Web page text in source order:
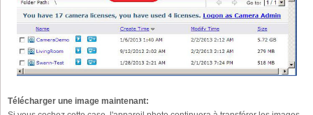
Télécharger une image maintenant: